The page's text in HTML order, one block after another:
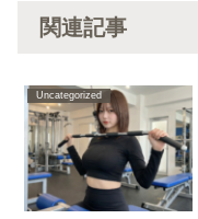
関連記事
Uncategorized